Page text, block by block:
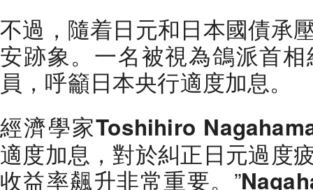
不過，隨着日元和日本國債承
安跡象。一名被視為鴿派首
員，呼籲日本央行適度加息。
經濟學家Toshihiro
適度加息，對於糾正日元過度
收益率飆升非常重要。”